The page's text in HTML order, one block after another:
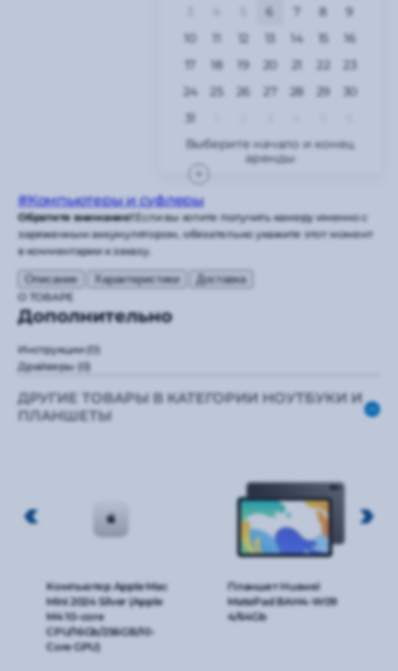
6 8
9
10
11 12 13 14 15
16
17
18 19 20 21 22
23
24
25 26 27 28 29
30
31
#Компьютеры и суфлеры
Обратите внимание!Если вы хотите получить камеру именно с
заряженным аккумулятором, обязательно укажите этот момент
в комментарии к заказу.
Описание Характеристики
Доставка
О ТОВАРЕ
Дополнительно
Инструкции(0)
Драйверы (0)
ДРУГИЕ ТОВАРЫ В КАТЕГОРИИ НОУТБУКИ И
ПЛАНШЕТЫ
Компьютер Apple Mac
Mini 2024 Silver (Apple
M4 10-core
CPU/16Gb/256GB/10-
Core GPU)
Планшет Huawei
MatePad BAH4-W09
4/64Gb